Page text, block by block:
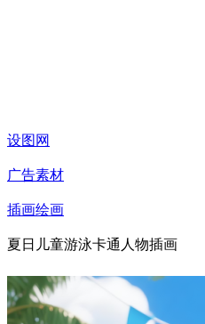
设图网
广告素材
插画绘画
夏日儿童游泳卡通人物插画